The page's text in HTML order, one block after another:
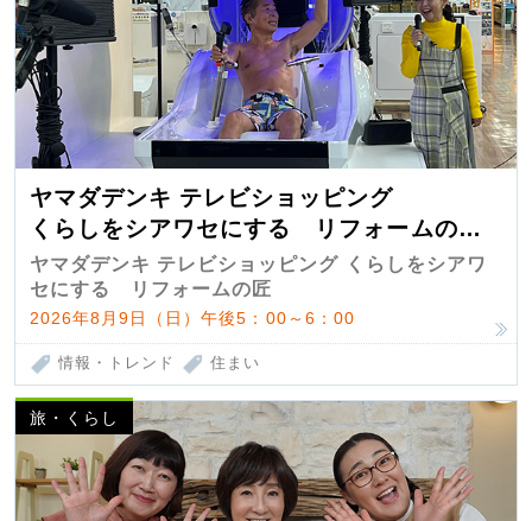
ヤマダデンキ テレビショッピング
くらしをシアワセにする リフォームの
匠 第7弾
ヤマダデンキ テレビショッピング くらしをシアワ
セにする リフォームの匠
2026年8月9日（日）午後5：00～6：00
情報・トレンド 住まい
旅・くらし